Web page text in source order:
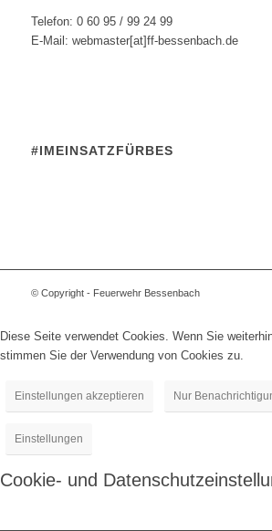
Telefon: 0 60 95 / 99 24 99
E-Mail: webmaster[at]ff-bessenbach.de
#IMEINSATZFÜRBES
© Copyright - Feuerwehr Bessenbach
Diese Seite verwendet Cookies. Wenn Sie
stimmen Sie der Verwendung von Cookies zu.
Einstellungen akzeptieren Nur
Einstellungen
Cookie- und